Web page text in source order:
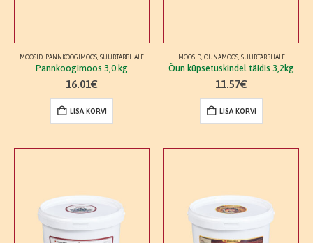
MOOSID, PANNKOOGIMOOS, SUURTARBIJALE
Pannkoogimoos 3,0 kg
16.01€
LISA KORVI
MOOSID, ÕUNAMOOS, SUURTARBIJALE
Õun küpsetuskindel täidis 3,2kg
11.57€
LISA KORVI